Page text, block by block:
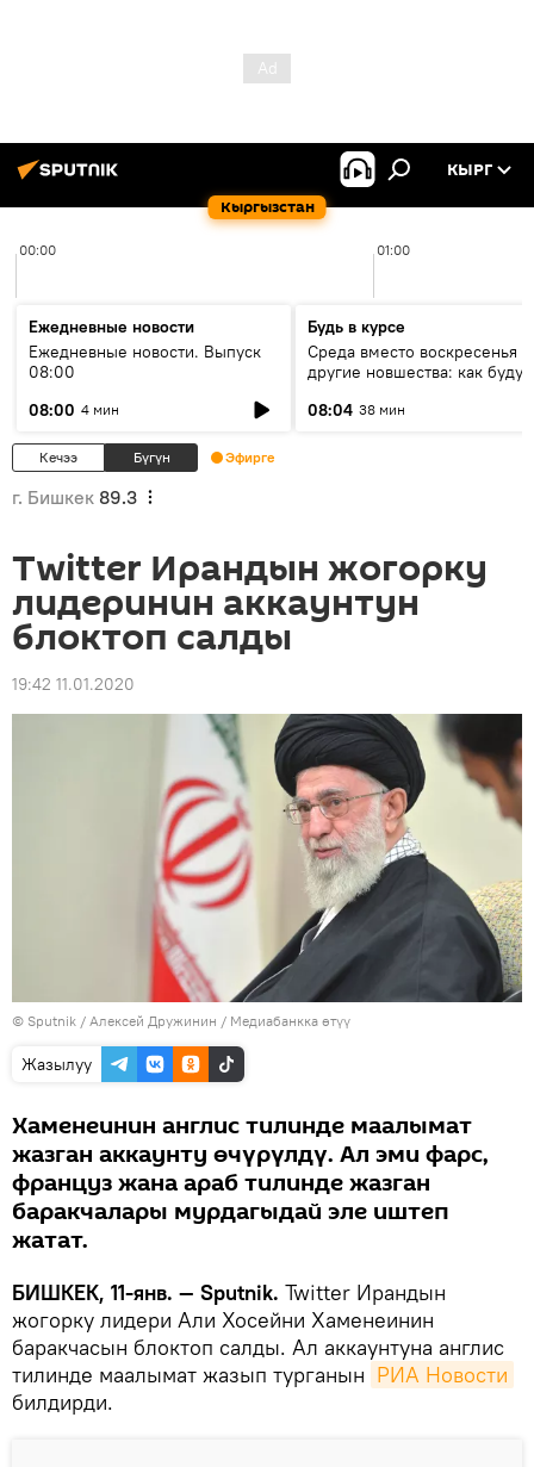
Кыргызстан
КЫРГ
00:00 01:00
Ежедневные новости
Ежедневные новости. Выпуск
08:00
08:00 4 мин
Будь в курсе
Среда вместо воскресенья и
другие новшества: как будут
08:04 38 мин
Кечээ Бүгүн Эфирге
г. Бишкек 89.3
Twitter Ирандын жогорку
лидеринин аккаунтун
блоктоп салды
19:42 11.01.2020
© Sputnik / Алексей Дружинин / Медиабанкка өтүү
Жазылуу
Хаменеинин англис тилинде маалымат
жазган аккаунту өчүрүлдү. Ал эми фарс,
француз жана араб тилинде жазган
баракчалары мурдагыдай эле иштеп
жатат.
БИШКЕК, 11-янв. — Sputnik. Twitter Ирандын
жогорку лидери Али Хосейни Хаменеинин
баракчасын блоктоп салды. Ал аккаунтуна англис
тилинде маалымат жазып турганын РИА Новости
билдирди.